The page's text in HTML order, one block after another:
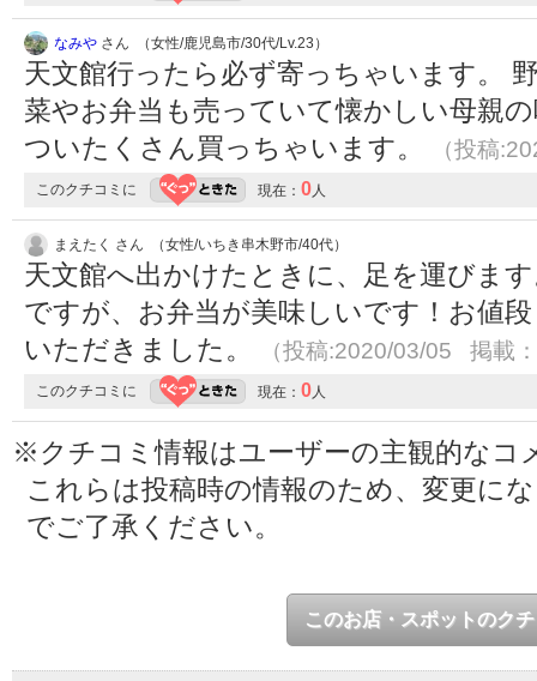
なみや さん （女性/鹿児島市/30代/Lv.23）
天文館行ったら必ず寄っちゃいます。
菜やお弁当も売っていて懐かしい母親
ついたくさん買っちゃいます。
（投稿
このクチコミに 現在： 0人
まえたく さん （女性/いちき串木野市/40代）
天文館へ出かけたときに、足を運びま
ですが、お弁当が美味しいです！お値
いただきました。
（投稿:2020/03/05 掲載
このクチコミに 現在： 0人
※クチコミ情報はユーザーの主観的なコ
これらは投稿時の情報のため、変更に
でご了承ください。
このお店・スポットのク